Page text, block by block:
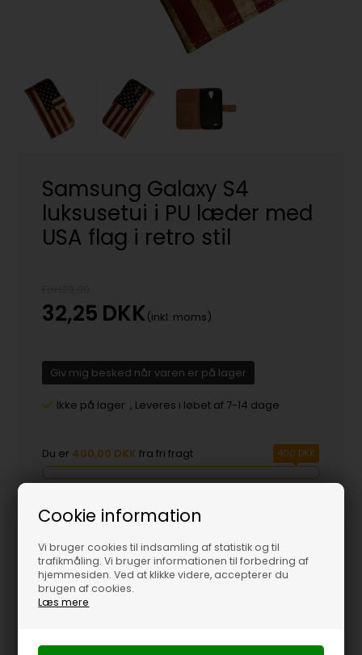
Cookie information
Vi bruger cookies til indsamling af statistik og til
trafikmåling. Vi bruger informationen til forbedring af
hjemmesiden. Ved at klikke videre, accepterer du
brugen af cookies.
Læs mere
Samsung Galaxy S4
luksusetui i PU læder med
USA flag i retro stil
32,25 DKK(inkl. moms)
Giv mig besked når varen er på lager
Ikke på lager , Leveres i løbet af 7-14 dage
Du er 400,00 DKK fra fri fragt 400 DKK
Produktinformation